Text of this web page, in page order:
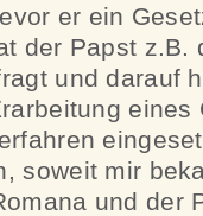
er ein
der Papst z.B.
und darauf
soweit mir
und der